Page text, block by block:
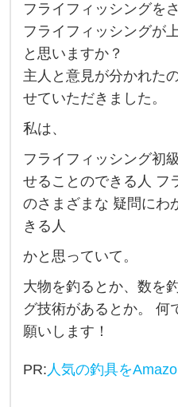
フ
ラ
イ
フ
ィ
ッ
シ
ン
グ
を
さ
れ
る
方
質
フライフィッシングを
フライフィッシングが
と思いますか？
主人と意見が分かれた
せていただきました。
私は、
フライフィッシング初
せることのできる人 フ
のさまざまな 疑問にわ
きる人
かと思っていて。
大物を釣るとか、数を
グ技術があるとか。 何
願いします！
PR: 人気の釣具を